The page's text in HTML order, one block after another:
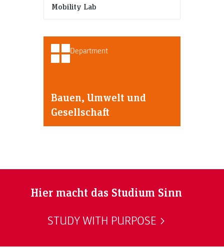
Mobility Lab
Department
Bauen, Umwelt und
Gesellschaft
Hier macht das Studium Sinn
STUDY WITH PURPOSE